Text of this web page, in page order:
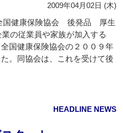
2009年04月02日 (木)
健康保険協会 後発品 厚生
の従業員や家族が加入する
国健康保険協会の２００９年
。同協会は、これを受けて後
HEADLINE NEWS